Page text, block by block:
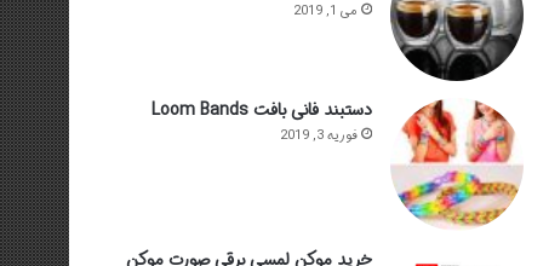
می 1, 2019
دستبند فانی بافت Loom Bands
فوریه 3, 2019
خرید موکن لمسی برقی صورت موکن